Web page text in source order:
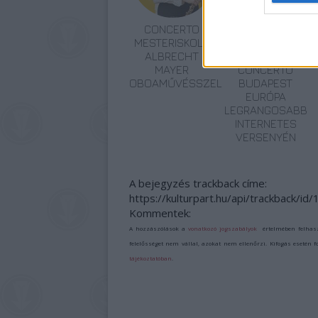
CONCERTO
MESTERISKOLA
ALBRECHT
MAYER
OBOAMŰVÉSSZEL
CONCERTO
BUDAPEST
EURÓPA
LEGRANGOSABB
INTERNETES
VERSENYÉN
A bejegyzés trackback címe:
https://kulturpart.hu/api/trackback/id/
Kommentek:
A hozzászólások avonatkozó jogszabályok értelmében
felelősséget nem vállal, azokat nem ellenőrzi. Kifogás esetén
tájékoztatóban